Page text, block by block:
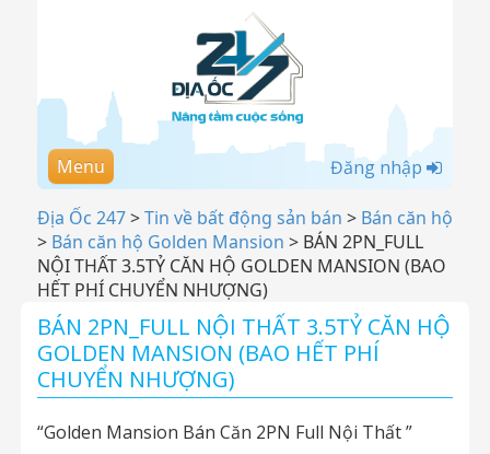
Menu Đăng nhập
Địa Ốc 247>Tin về bất động sản bán > Bán căn hộ
> Bán căn hộ Golden Mansion > BÁN 2PN_FULL
NỘI THẤT 3.5TỶ CĂN HỘ GOLDEN MANSION (BAO
HẾT PHÍ CHUYỂN NHƯỢNG)
BÁN 2PN_FULL NỘI THẤT 3.5TỶ CĂN HỘ
GOLDEN MANSION (BAO HẾT PHÍ
CHUYỂN NHƯỢNG)
“Golden Mansion Bán Căn 2PN Full Nội Thất ”